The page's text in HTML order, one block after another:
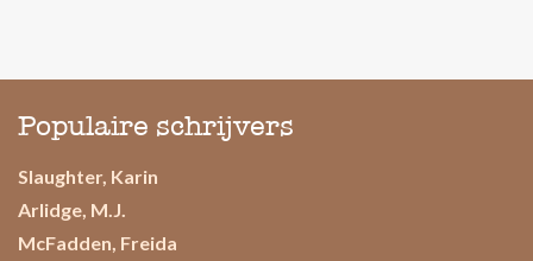
Populaire schrijvers
Slaughter, Karin
Arlidge, M.J.
McFadden, Freida